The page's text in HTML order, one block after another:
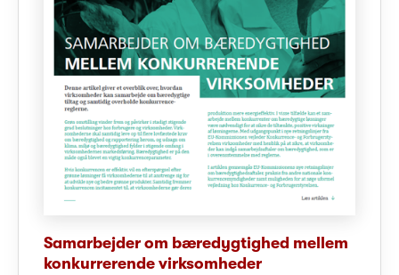
Samarbejder om bæredygtighed mellem
konkurrerende virksomheder